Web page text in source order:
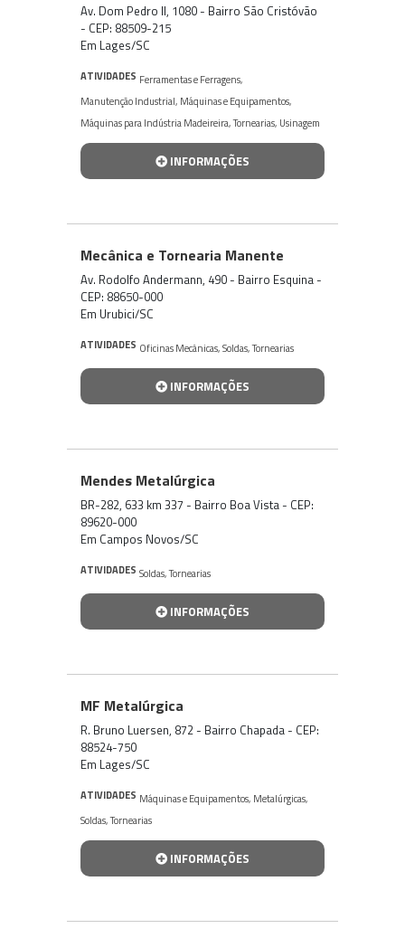
Av. Dom Pedro II, 1080 - Bairro São Cristóvão
- CEP: 88509-215
Em Lages/SC
ATIVIDADES Ferramentas e Ferragens,
Manutenção Industrial, Máquinas e Equipamentos,
Máquinas para Indústria Madeireira,Tornearias, Usinagem
INFORMAÇÕES
Mecânica e Tornearia Manente
Av. Rodolfo Andermann, 490 - Bairro Esquina -
CEP: 88650-000
Em Urubici/SC
ATIVIDADES Oficinas Mecânicas,Soldas,Tornearias
INFORMAÇÕES
Mendes Metalúrgica
BR-282, 633 km 337 - Bairro Boa Vista - CEP:
89620-000
Em Campos Novos/SC
ATIVIDADES Soldas,Tornearias
INFORMAÇÕES
MF Metalúrgica
R. Bruno Luersen, 872 - Bairro Chapada - CEP:
88524-750
Em Lages/SC
ATIVIDADES Máquinas e Equipamentos, Metalúrgicas,
Soldas,Tornearias
INFORMAÇÕES